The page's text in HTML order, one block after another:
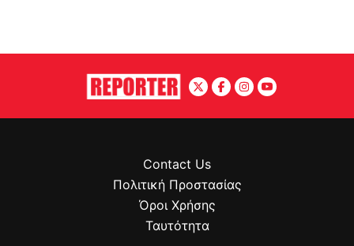
Contact Us
Πολιτική Προστασίας
Όροι Χρήσης
Ταυτότητα